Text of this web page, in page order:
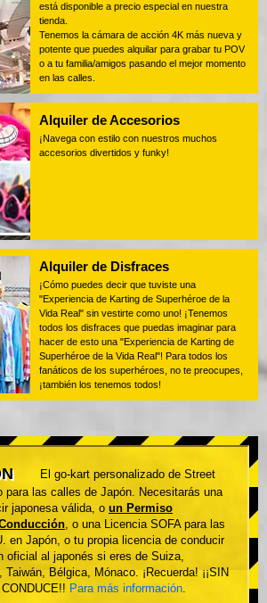
está disponible a precio especial en nuestra
tienda.
Tenemos la cámara de acción 4K más nueva y
potente que puedes alquilar para grabar tu POV
o a tu familia/amigos pasando el mejor momento
en las calles.
Alquiler de Accesorios
¡Navega con estilo con nuestros muchos
accesorios divertidos y funky!
Alquiler de Disfraces
¡Cómo puedes decir que tuviste una
"Experiencia de Karting de Superhéroe de la
Vida Real" sin vestirte como uno! ¡Tenemos
todos los disfraces que puedas imaginar para
hacer de esto una "Experiencia de Karting de
Superhéroe de la Vida Real"! Para todos los
fanáticos de los superhéroes, no te preocupes,
¡también los tenemos todos!
El go-kart personalizado de Street
para las calles de Japón. Necesitarás una
japonesa válida, o un Permiso
, o una Licencia SOFA para las
en Japón, o tu propia licencia de conducir
oficial al japonés si eres de Suiza,
Bélgica, Mónaco. ¡Recuerda! ¡¡SIN
Para más información.